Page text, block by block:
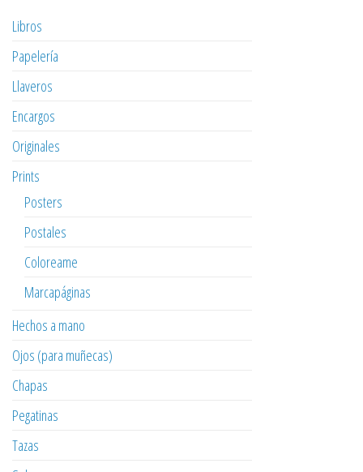
Libros
Papelería
Llaveros
Encargos
Originales
Prints
Posters
Postales
Coloreame
Marcapáginas
Hechos a mano
Ojos (para muñecas)
Chapas
Pegatinas
Tazas